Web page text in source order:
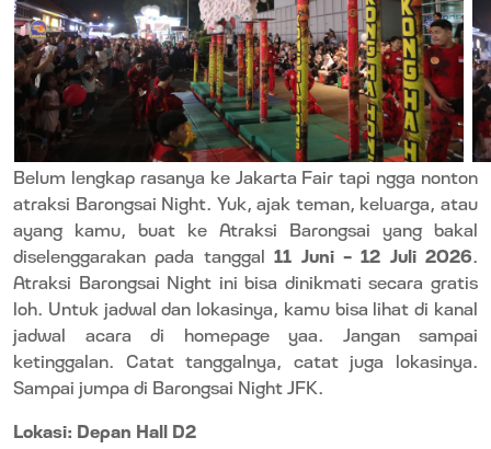
Belum lengkap rasanya ke Jakarta Fair tapi ngga nonton
atraksi Barongsai Night. Yuk, ajak teman, keluarga, atau
ayang kamu, buat ke Atraksi Barongsai yang bakal
diselenggarakan pada tanggal11 Juni - 12 Juli 2026
Atraksi Barongsai Night ini bisa dinikmati secara gratis
loh. Untuk jadwal dan lokasinya, kamu bisa lihat di kanal
jadwal acara di homepage yaa. Jangan sampai
ketinggalan. Catat tanggalnya, catat juga lokasinya.
Sampai jumpa di Barongsai Night JFK.
Lokasi: Depan Hall D2